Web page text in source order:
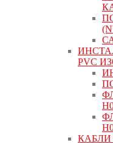
PVC
КАБЛИ